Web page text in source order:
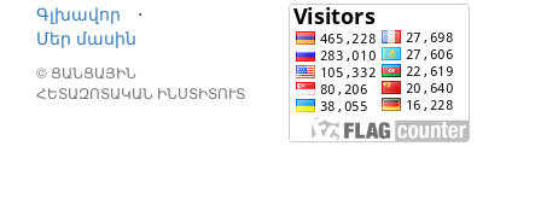
Գլխավոր
⋅
Մեր մասին
© ՑԱՆՑԱՅԻՆ
ՀԵՏԱԶՈՏԱԿԱՆ ԻՆՍՏԻՏՈՒՏ